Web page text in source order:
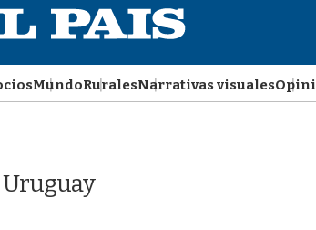
MundoRuralesNarrativas visuales
Uruguay